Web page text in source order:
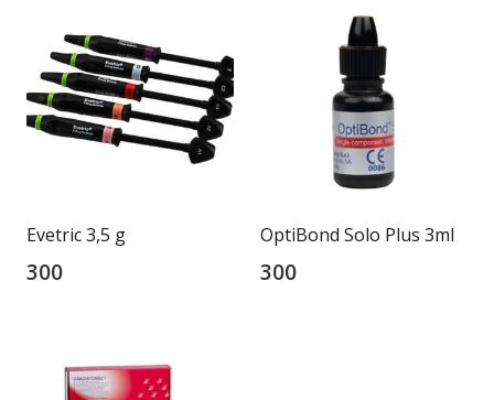
Evetric 3,5 g
300
OptiBond Solo Plus 3ml
300